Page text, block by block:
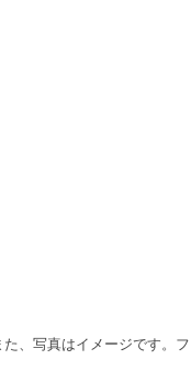
、写真はイメージです。